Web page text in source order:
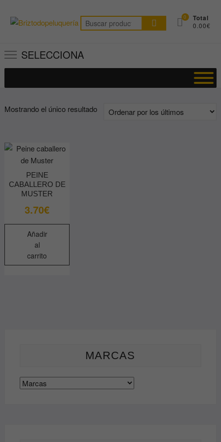
contenido
Buscar
por:
0 Total
0.00€
SELECCIONA
Mostrando el único resultado
PEINE
CABALLERO DE
MUSTER
3.70€
Añadir
al
carrito
MARCAS